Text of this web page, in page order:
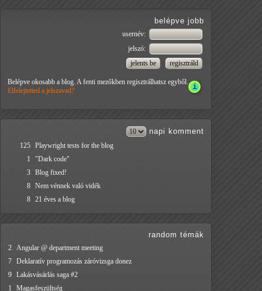
belépve jobb
usernév:
jelszó:
Belépve okosabb a blog. A fenti mezőkben regisztrálhatsz egyből.
Elfelejtetted a jelszavad?
napi komment
125 Playwright tests for the blog
1
"Dark code"
3 Blog fixed!
8 Nem vénnek való vidék
8 21 éves a blog
random témák
2 Angular @ department meeting
7 Deklaratív programozás záróvizsga donez
9 Lakásvásárlás saga #2
1
Magasfeszültség